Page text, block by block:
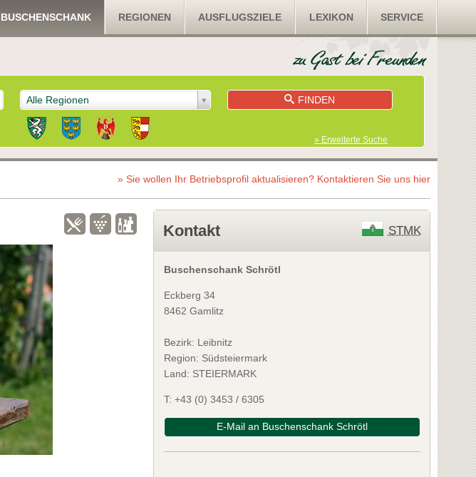
BUSCHENSCHANK REGIONEN AUSFLUGSZIELE LEXIKON SERVICE
Alle Regionen FINDEN
» Erweiterte Suche
» Sie wollen Ihr Betriebsprofil aktualisieren? Kontaktieren Sie uns hier
Kontakt STMK
Buschenschank Schrötl
Eckberg 34
8462 Gamlitz
Bezirk: Leibnitz
Region: Südsteiermark
Land: STEIERMARK
T: +43 (0) 3453 / 6305
E-Mail an Buschenschank Schrötl